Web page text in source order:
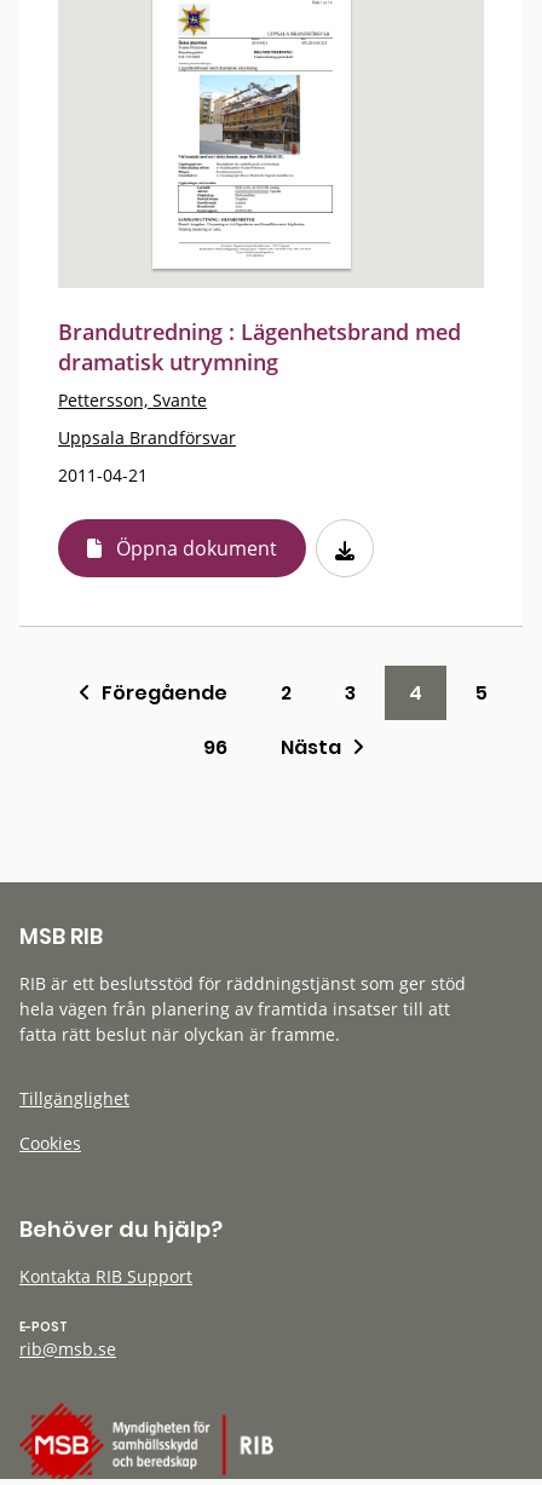
Brandutredning : Lägenhetsbrand med
dramatisk utrymning
Pettersson, Svante
Uppsala Brandförsvar
2011-04-21
Öppna dokument
Föregående 2 3 4
5
96
Nästa
MSB RIB
RIB är ett beslutsstöd för räddningstjänst som ger stöd
hela vägen från planering av framtida insatser till att
fatta rätt beslut när olyckan är framme.
Tillgänglighet
Cookies
Behöver du hjälp?
Kontakta RIB Support
E-POST
rib@msb.se